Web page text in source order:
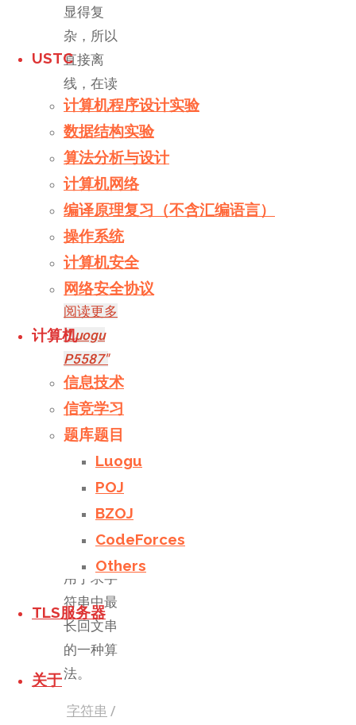
USTC
计算机程序设计实验
数据结构实验
算法分析与设计
计算机网络
编译原理复习（不含汇编语言）
操作系统
计算机安全
网络安全协议
计算机
信息技术
信竞学习
题库题目
Luogu
POJ
BZOJ
CodeForces
Others
TLS服务器
关于
显得复
杂，所以
直接离
线，在读
入的时候
直接退好
格，再扫
一遍全文
比对即
可！
字符串/
模拟
阅读更多
"Luogu
P5587"
发表评论
浅谈
manacher
manacher
用于求字
符串中最
长回文串
的一种算
法。
字符串 /